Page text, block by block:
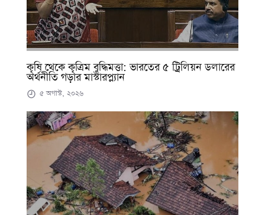
কৃষি থেকে কৃত্রিম বুদ্ধিমত্তা: ভারতের ৫ ট্রিলিয়ন ডলারের
অর্থনীতি গড়ার মাস্টারপ্ল্যান
৫ অগাস্ট, ২০২৬